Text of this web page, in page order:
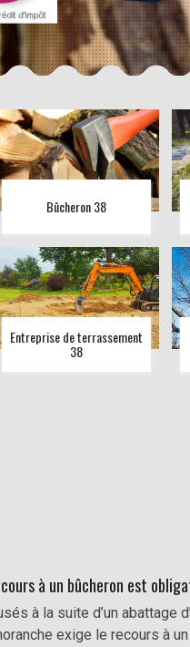
Bûcheron 38
Entreprise de terrassement
38
à un bûcheron est
à la suite d’un abattage
exige le recours à